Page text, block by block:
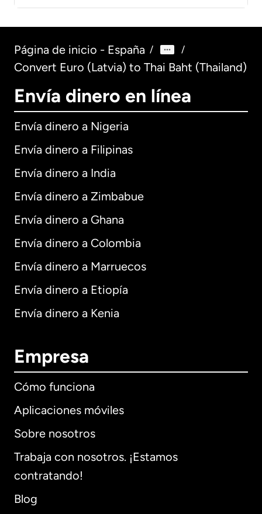
Página de inicio - España / /
Convert Euro (Latvia) to Thai Baht (Thailand)
Envía dinero en línea
Envía dinero a Nigeria
Envía dinero a Filipinas
Envía dinero a India
Envía dinero a Zimbabue
Envía dinero a Ghana
Envía dinero a Colombia
Envía dinero a Marruecos
Envía dinero a Etiopía
Envía dinero a Kenia
Empresa
Cómo funciona
Aplicaciones móviles
Sobre nosotros
Trabaja con nosotros. ¡Estamos
contratando!
Blog